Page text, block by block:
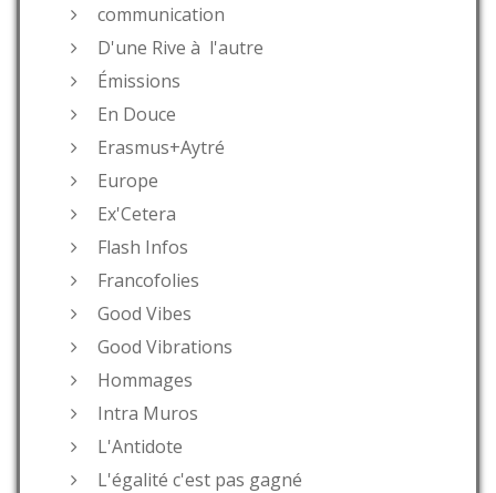
communication
D'une Rive à l'autre
Émissions
En Douce
Erasmus+Aytré
Europe
Ex'Cetera
Flash Infos
Francofolies
Good Vibes
Good Vibrations
Hommages
Intra Muros
L'Antidote
L'égalité c'est pas gagné